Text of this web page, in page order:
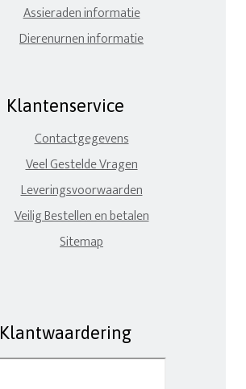
Assieraden informatie
Dierenurnen informatie
Klantenservice
Contactgegevens
Veel Gestelde Vragen
Leveringsvoorwaarden
Veilig Bestellen en betalen
Sitemap
Klantwaardering